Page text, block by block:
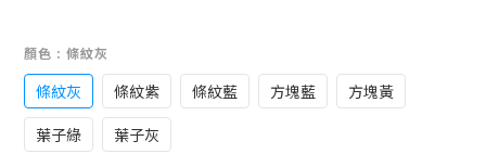
顏色 : 條紋灰
條紋灰 條紋紫 條紋藍 方塊藍
方塊黃
葉子綠
葉子灰